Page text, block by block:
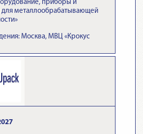
приборы и
для металлообрабатывающей
Москва, МВЦ «Крокус